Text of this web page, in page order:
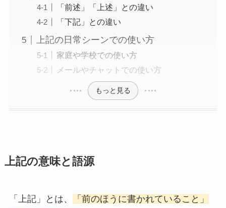
「前述」「上述」との違い
「下記」との違い
上記の日常シーンでの使い方
家庭や学校での使い方
メールやチャットでの使い方
もっと見る
上記の意味と語源
「上記」とは、
「前のほうに書かれていること」